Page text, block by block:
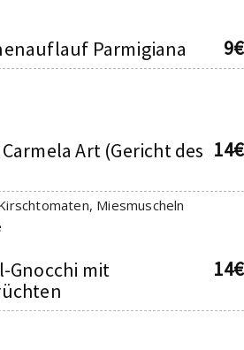
Parmigiana 9€
Art (Gericht des 14€
Miesmuscheln
Gnocchi mit
14€